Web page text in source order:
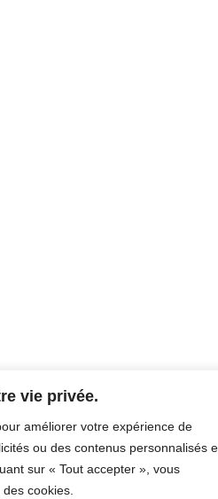
vie privée.
améliorer votre expérience de
ou des contenus personnalisés
sur « Tout accepter », vous
cookies.